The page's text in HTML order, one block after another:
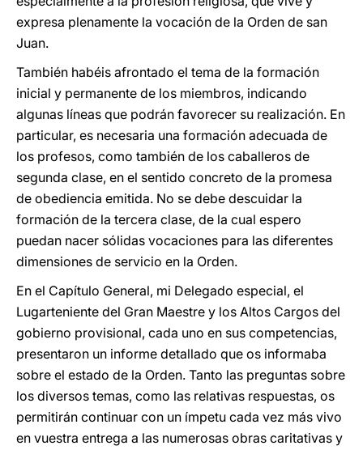
expresa plenamente la vocación de la Orden de san
Juan.
También habéis afrontado el tema de la formación
inicial y permanente de los miembros, indicando
algunas líneas que podrán favorecer su realización. En
particular, es necesaria una formación adecuada de
los profesos, como también de los caballeros de
segunda clase, en el sentido concreto de la promesa
de obediencia emitida. No se debe descuidar la
formación de la tercera clase, de la cual espero
puedan nacer sólidas vocaciones para las diferentes
dimensiones de servicio en la Orden.
En el Capítulo General, mi Delegado especial, el
Lugarteniente del Gran Maestre y los Altos Cargos del
gobierno provisional, cada uno en sus competencias,
presentaron un informe detallado que os informaba
sobre el estado de la Orden. Tanto las preguntas sobre
los diversos temas, como las relativas respuestas, os
permitirán continuar con un ímpetu cada vez más vivo
en vuestra entrega a las numerosas obras caritativas y